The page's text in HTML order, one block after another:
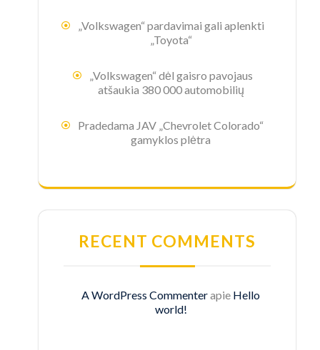
„Volkswagen“ pardavimai gali aplenkti
„Toyota“
„Volkswagen“ dėl gaisro pavojaus
atšaukia 380 000 automobilių
Pradedama JAV „Chevrolet Colorado“
gamyklos plėtra
RECENT COMMENTS
A WordPress Commenterapie Hello
world!